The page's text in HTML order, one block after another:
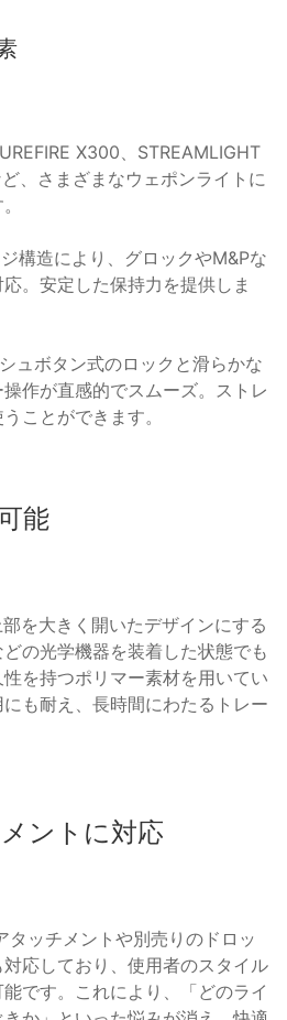
X300、STREAMLIGHT
、さまざまなウェポンライトに
構造により、グロックやM&Pな
。安定した保持力を提供しま
ュボタン式のロックと滑らかな
作が直感的でスムーズ。ストレ
ことができます。
能
を大きく開いたデザインにする
の光学機器を装着した状態でも
を持つポリマー素材を用いてい
も耐え、長時間にわたるトレー
ントに対応
タッチメントや別売りのドロッ
応しており、使用者のスタイル
です。これにより、「どのライ